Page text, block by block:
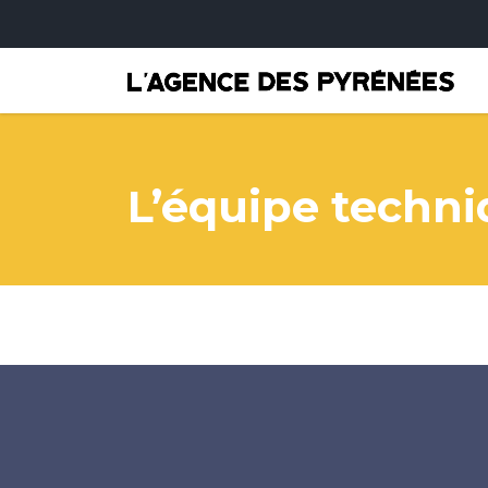
L’équipe